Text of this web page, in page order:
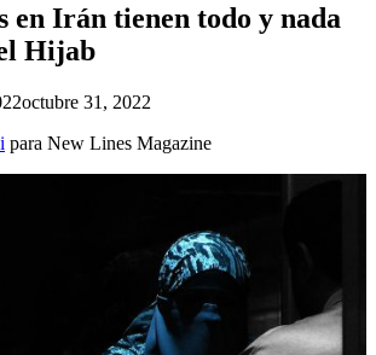
en Irán tienen todo y nada
Hijab
octubre 31, 2022
para New Lines Magazine